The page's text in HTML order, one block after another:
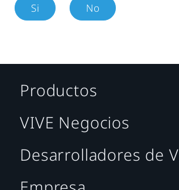
Si No
Productos
VIVE Negocios
Desarrolladores de